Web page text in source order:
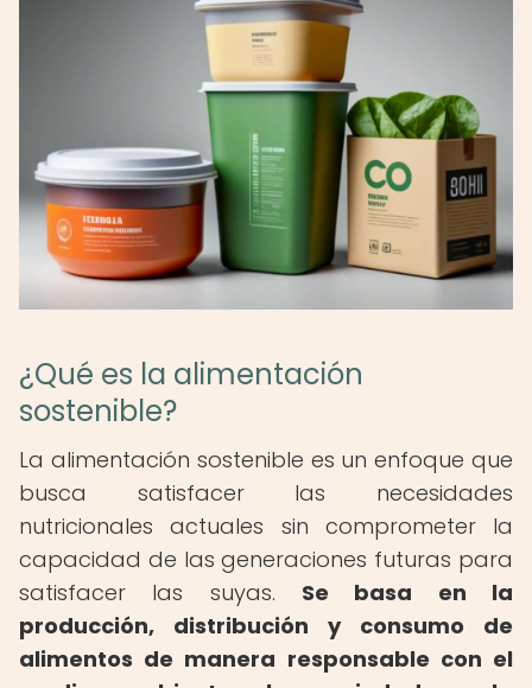
¿Qué es la alimentación
sostenible?
La alimentación sostenible es un enfoque que
busca satisfacer las necesidades
nutricionales actuales sin comprometer la
capacidad de las generaciones futuras para
satisfacer las suyas. Se basa en la
producción, distribución y consumo de
alimentos de manera responsable con el